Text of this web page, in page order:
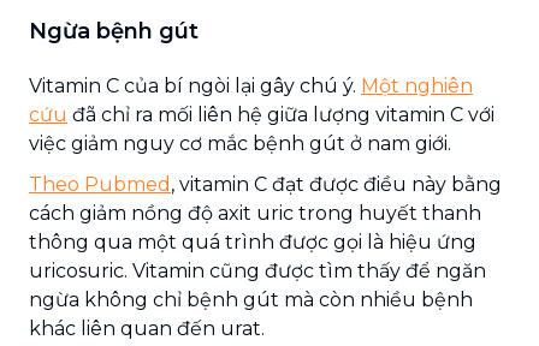
Ngừa bệnh gút
Vitamin C của bí ngòi lại gây chú ý. Một nghiên
cứu đã chỉ ra mối liên hệ giữa lượng vitamin C với
việc giảm nguy cơ mắc bệnh gút ở nam giới.
Theo Pubmed , vitamin C đạt được điều này bằng
cách giảm nồng độ axit uric trong huyết thanh
thông qua một quá trình được gọi là hiệu ứng
uricosuric. Vitamin cũng được tìm thấy để ngăn
ngừa không chỉ bệnh gút mà còn nhiều bệnh
khác liên quan đến urat.